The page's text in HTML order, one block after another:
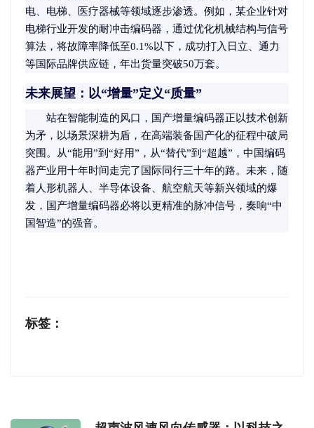
电、电梯、医疗器械等领域逐步渗透。例如，某企业针对
电梯行业开发的耐冲击编码器，通过优化机械结构与信号
算法，将故障率降低至0.1%以下，成功打入日立、通力
等国际品牌供应链，年出货量突破50万套。
未来展望：以“增量”定义“质量”
站在智能制造的风口，国产增量编码器正以技术创新
为矛，以场景深耕为盾，在高端装备国产化的征程中破局
突围。从“能用”到“好用”，从“替代”到“超越”，中国编码
器产业用十年时间走完了国际同行三十年的路。未来，随
着人形机器人、半导体设备、航空航天等新兴领域的爆
发，国产增量编码器必将以更精准的脉冲信号，奏响“中
国智造”的强音。
标签：